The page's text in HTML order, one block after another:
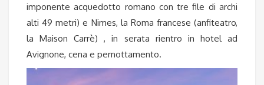
imponente acquedotto romano con tre file di archi
alti 49 metri) e Nimes, la Roma francese (anfiteatro,
la Maison Carrè) , in serata rientro in hotel ad
Avignone, cena e pernottamento.